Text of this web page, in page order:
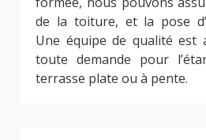
de la toiture, et la pose
Une équipe de qualité est
toute demande pour
terrasse plate ou à pente.